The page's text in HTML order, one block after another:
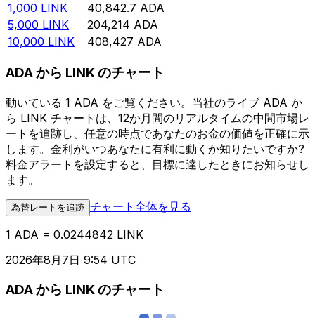
1,000 LINK 40,842.7 ADA
5,000 LINK 204,214 ADA
10,000 LINK 408,427 ADA
ADA から LINK のチャート
動いている 1 ADA をご覧ください。当社のライブ ADA か
ら LINK チャートは、12か月間のリアルタイムの中間市場レ
ートを追跡し、任意の時点であなたのお金の価値を正確に示
します。金利がいつあなたに有利に動くか知りたいですか?
料金アラートを設定すると、目標に達したときにお知らせし
ます。
為替レートを追跡 チャート全体を見る
1 ADA = 0.0244842 LINK
2026年8月7日 9:54 UTC
ADA から LINK のチャート